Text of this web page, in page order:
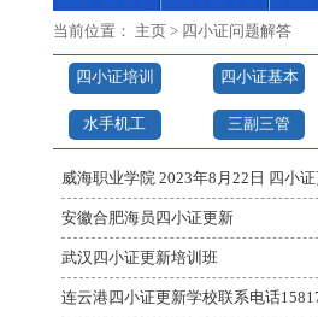
训 答
当前位置： 主页 > 四小证问题解答
四小证培训
报名
四小证基本
安全
水手机工 三副三管
安徽合肥海员四小证更新
武汉四小证更新培训班
连云港四小证更新学校联系电话